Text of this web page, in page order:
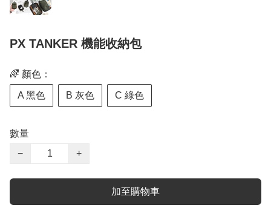
PX TANKER 機能收納包
🌈 顏色：
A 黑色 B 灰色 C 綠色
數量
−
+
加至購物車